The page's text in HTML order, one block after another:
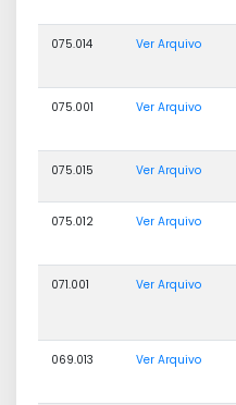
075.014 Ver Arquivo
075.001 Ver Arquivo
075.015 Ver Arquivo
075.012 Ver Arquivo
071.001 Ver Arquivo
069.013 Ver Arquivo